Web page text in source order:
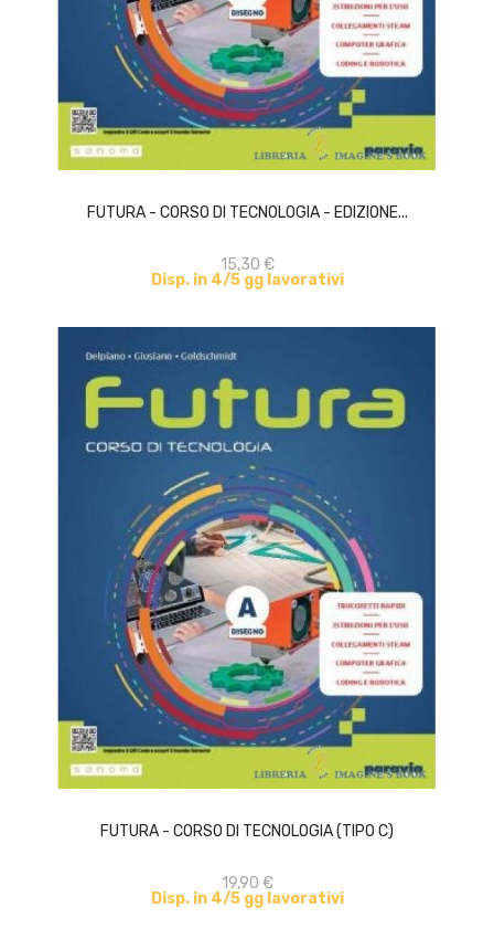
FUTURA - CORSO DI TECNOLOGIA - EDIZIONE...
15,30 €
Disp. in 4/5 gg lavorativi
ACQUISTA
FUTURA - CORSO DI TECNOLOGIA (TIPO C)
19,90 €
Disp. in 4/5 gg lavorativi
ACQUISTA